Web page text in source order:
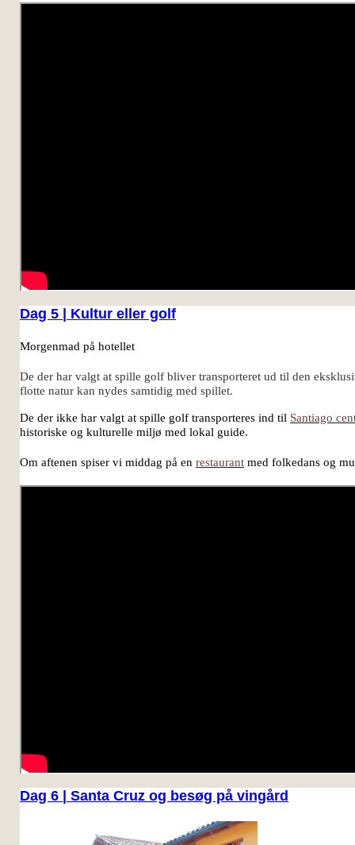
Dag 5 | Kultur eller golf
Morgenmad på hotellet
De der har valgt at spille golf bliver transporteret ud til den
flotte natur kan nydes samtidig med spillet.
De der ikke har valgt at spille golf transporteres ind til Santiago
historiske og kulturelle miljø med lokal guide.
Om aftenen spiser vi middag på en restaurant med folkedans og
Dag 6 | Santa Cruz og besøg på vingård